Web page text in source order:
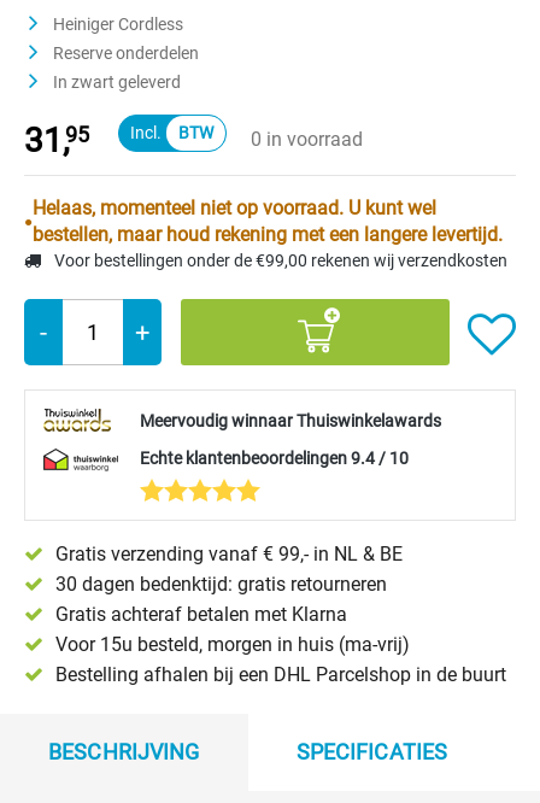
Heiniger Cordless
Reserve onderdelen
In zwart geleverd
31,95 0 in voorraad
Helaas, momenteel niet op voorraad. U kunt wel
bestellen, maar houd rekening met een langere levertijd.
Voor bestellingen onder de €99,00 rekenen wij verzendkosten
- +
Meervoudig winnaar Thuiswinkelawards
Echte klantenbeoordelingen 9.4 / 10
Gratis verzending vanaf € 99,- in NL & BE
30 dagen bedenktijd: gratis retourneren
Gratis achteraf betalen met Klarna
Voor 15u besteld, morgen in huis (ma-vrij)
Bestelling afhalen bij een DHL Parcelshop in de buurt
BESCHRIJVING SPECIFICATIES